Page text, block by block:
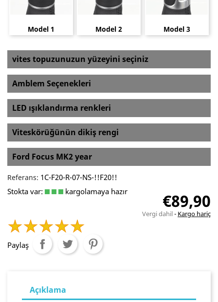
Model 1 Model 2 Model 3
vites topuzunuzun yüzeyini seçiniz
Amblem Seçenekleri
LED ışıklandırma renkleri
Viteskörüğünün dikiş rengi
Ford Focus MK2 year
Referans: 1C-F20-R-07-NS-!!F20!!
Stokta var:
kargolamaya hazır €89,90
Vergi dahil Kargo hariç
Paylaş
Açıklama